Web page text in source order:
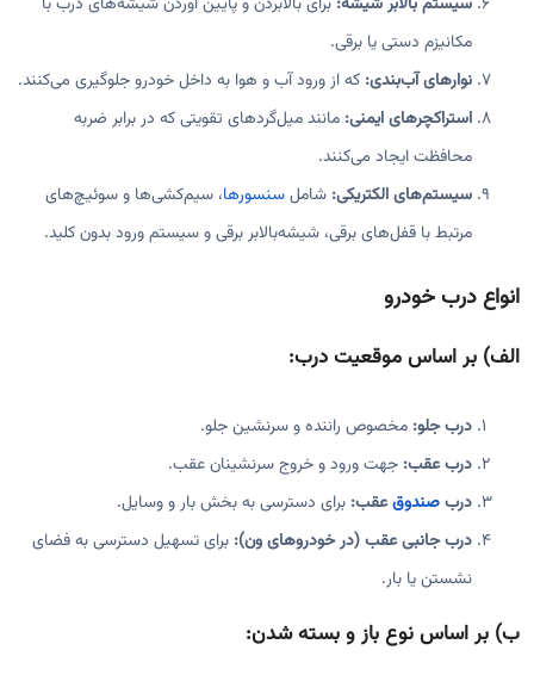
مکانیزم دستی یا برقی.
نوارهای آب‌بندی: که از ورود آب و هوا به داخل خودرو جلوگیری می‌کنند.
استراکچرهای ایمنی: مانند میل‌گردهای تقویتی که در برابر ضربه
محافظت ایجاد می‌کنند.
سیستم‌های الکتریکی: شاملسنسورها، سیم‌کشی‌ها و سوئیچ‌های
مرتبط با قفل‌های برقی، شیشه‌بالابر برقی و سیستم ورود بدون کلید.
انواع درب خودرو
الف) بر اساس موقعیت درب:
درب جلو: مخصوص راننده و سرنشین جلو.
درب عقب: جهت ورود و خروج سرنشینان عقب.
دربصندوقعقب: برای دسترسی به بخش بار و وسایل.
درب جانبی عقب (در خودروهای ون): برای تسهیل دسترسی به فضای
نشستن یا بار.
ب) بر اساس نوع باز و بسته شدن: